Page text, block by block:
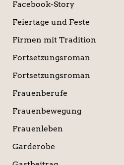
Facebook-Story
Feiertage und Feste
Firmen mit Tradition
Fortsetzungsroman
Fortsetzungsroman
Frauenberufe
Frauenbewegung
Frauenleben
Garderobe